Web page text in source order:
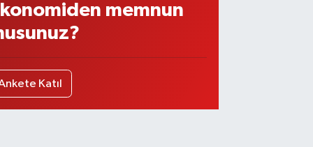
memnun
Katıl